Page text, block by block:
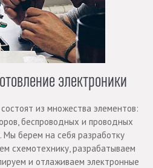
электроники
из множества элементов:
беспроводных и проводных
Мы берем на себя разработку
схемотехнику, разрабатываем
и отлаживаем электронные